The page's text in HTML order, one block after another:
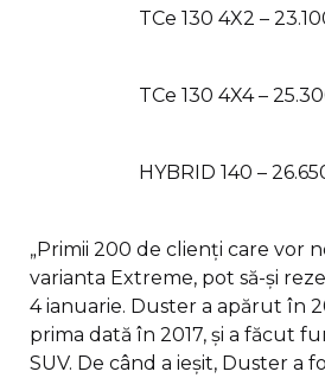
TCe 130 4X2 –
TCe 130 4X4 –
HYBRID 140 – 26.650
„Primii 200 de clienți care vor
varianta Extreme, pot să-și
4 ianuarie. Duster a apărut în
prima dată în 2017, și a făcut
SUV. De când a ieșit, Duster a